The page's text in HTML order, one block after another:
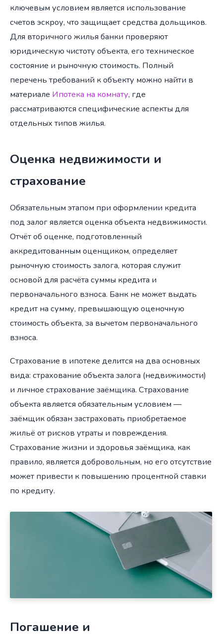
ключевым условием является использование
счетов эскроу, что защищает средства дольщиков.
Для вторичного жилья банки проверяют
юридическую чистоту объекта, его техническое
состояние и рыночную стоимость. Полный
перечень требований к объекту можно найти в
материале Ипотека на комнату, где
рассматриваются специфические аспекты для
отдельных типов жилья.
Оценка недвижимости и
страхование
Обязательным этапом при оформлении кредита
под залог является оценка объекта недвижимости.
Отчёт об оценке, подготовленный
аккредитованным оценщиком, определяет
рыночную стоимость залога, которая служит
основой для расчёта суммы кредита и
первоначального взноса. Банк не может выдать
кредит на сумму, превышающую оценочную
стоимость объекта, за вычетом первоначального
взноса.
Страхование в ипотеке делится на два основных
вида: страхование объекта залога (недвижимости)
и личное страхование заёмщика. Страхование
объекта является обязательным условием —
заёмщик обязан застраховать приобретаемое
жильё от рисков утраты и повреждения.
Страхование жизни и здоровья заёмщика, как
правило, является добровольным, но его отсутствие
может привести к повышению процентной ставки
по кредиту.
Погашение и